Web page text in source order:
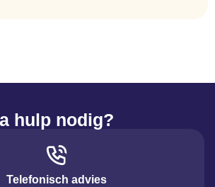
hulp nodig?
Telefonisch advies